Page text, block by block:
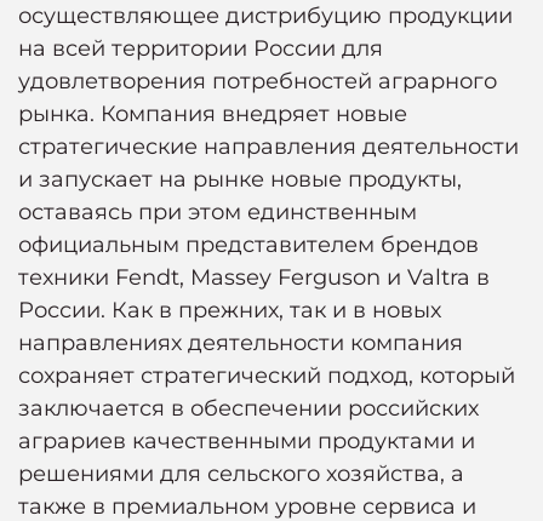
осуществляющее дистрибуцию продукции
на всей территории России для
удовлетворения потребностей аграрного
рынка. Компания внедряет новые
стратегические направления деятельности
и запускает на рынке новые продукты,
оставаясь при этом единственным
официальным представителем брендов
техники Fendt, Massey Ferguson и Valtra в
России. Как в прежних, так и в новых
направлениях деятельности компания
сохраняет стратегический подход, который
заключается в обеспечении российских
аграриев качественными продуктами и
решениями для сельского хозяйства, а
также в премиальном уровне сервиса и